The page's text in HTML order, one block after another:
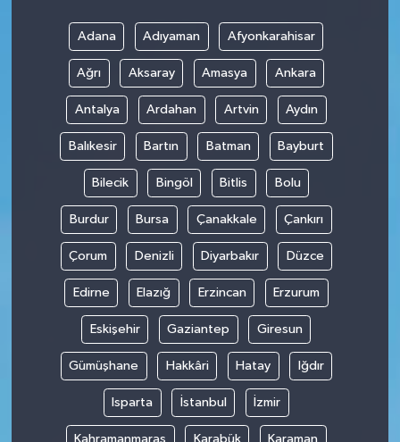
Adana Adıyaman Afyonkarahisar
Ağrı Aksaray Amasya Ankara
Antalya Ardahan Artvin Aydın
Balıkesir Bartın Batman Bayburt
Bilecik Bingöl Bitlis Bolu
Burdur Bursa Çanakkale Çankırı
Çorum Denizli Diyarbakır Düzce
Edirne Elazığ Erzincan Erzurum
Eskişehir Gaziantep Giresun
Gümüşhane Hakkâri Hatay Iğdır
Isparta İstanbul İzmir
Kahramanmaraş Karabük Karaman